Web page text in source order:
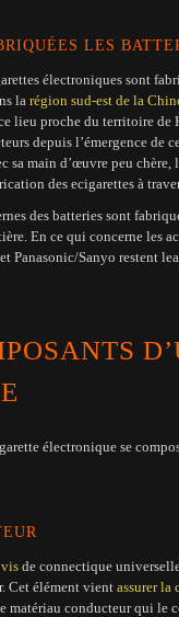
LES
électroniques sont
la région sud-est de la
lieu proche du territoire de
depuis l’émergence de
sa main d’œuvre peu
des ecigarettes à
des batteries sont
En ce qui concerne les
Panasonic/Sanyo restent
électronique se
vis de connectique
Cet élément vientassurer la
matériau conducteur qui le